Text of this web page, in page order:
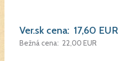
Ver.sk cena: 17,60 EUR
Bežná cena: 22,00 EUR